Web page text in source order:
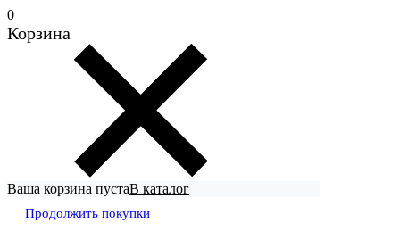
0
Корзина
Ваша корзина пустаВ каталог
Продолжить покупки